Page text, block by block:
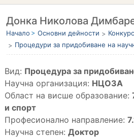
Донка Николова
Начало Основни дейности
Процедури за придобиване на
Вид: Процедура за
Научна организация: НЦОЗА
Област на висше образование:
и спорт
Професионално направление:
Научна степен: Доктор